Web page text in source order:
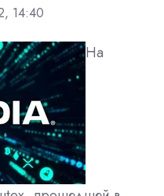
14:40
На